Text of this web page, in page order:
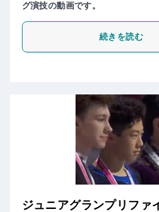
グ演技の動画です。
続きを読む
ジュニアグランプリフ